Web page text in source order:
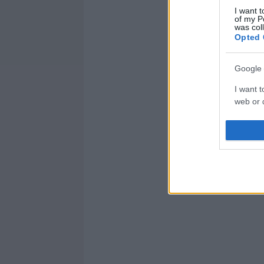
I want
of my
was
Opted
Google
I want
web or
I want
I want